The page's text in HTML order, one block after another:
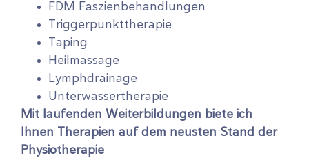
FDM Faszienbehandlungen
Triggerpunkttherapie
Taping
Heilmassage
Lymphdrainage
Unterwassertherapie
Mit laufenden Weiterbildungen biete ich
Ihnen Therapien auf dem neusten Stand der
Physiotherapie